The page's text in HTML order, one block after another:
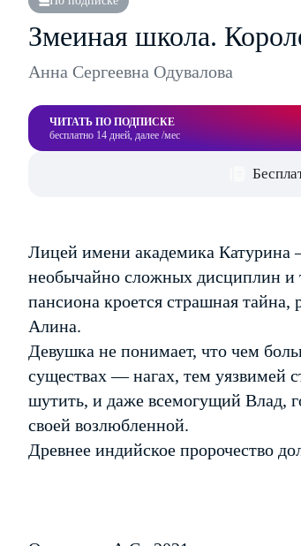
Змеиная школа.
Анна Сергеевна Одувалова
ЧИТАТЬ ПО ПОДПИСКЕ
бесплатно 14 дней, далее /мес
Лицей имени академика Катурина
необычайно сложных дисциплин и
пансиона кроется страшная тайна,
Алина.
Девушка не понимает, что чем
существах — нагах, тем уязвимей
шутить, и даже всемогущий Влад,
своей возлюбленной.
Древнее индийское пророчество